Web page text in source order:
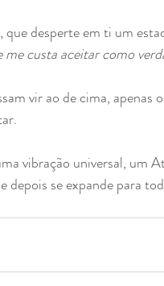
desperte em ti um
custa aceitar como
vir ao de cima, apenas
vibração universal, um
se expande para